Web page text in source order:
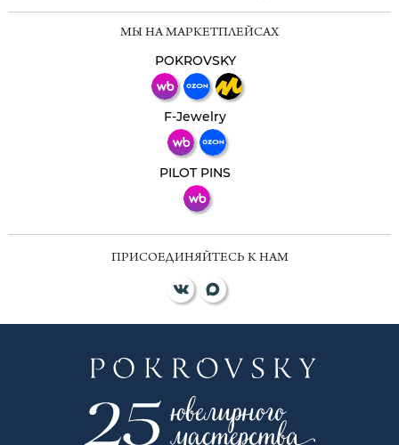
МЫ НА МАРКЕТПЛЕЙСАХ
POKROVSKY
F-Jewelry
PILOT PINS
ПРИСОЕДИНЯЙТЕСЬ К НАМ